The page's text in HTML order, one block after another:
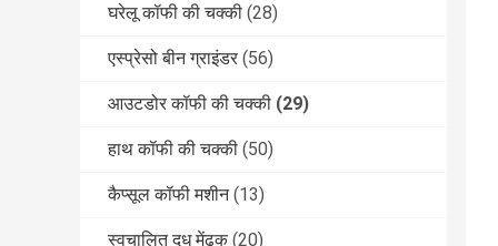
घरेलू कॉफी की चक्की (28)
एस्प्रेसो बीन ग्राइंडर (56)
आउटडोर कॉफी की चक्की (29)
हाथ कॉफी की चक्की (50)
कैप्सूल कॉफी मशीन (13)
स्वचालित दूध मेंढक (20)